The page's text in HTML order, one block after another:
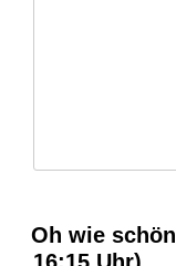
Oh wie
16:15 Uhr)